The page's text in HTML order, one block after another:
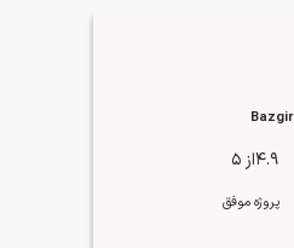
Bazgir
4.9از 5
پروژه موفق